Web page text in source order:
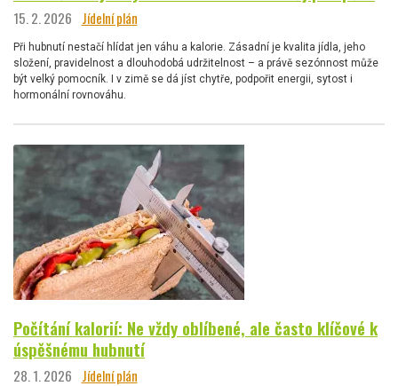
15. 2. 2026 Jídelní plán
Při hubnutí nestačí hlídat jen váhu a kalorie. Zásadní je kvalita jídla, jeho
složení, pravidelnost a dlouhodobá udržitelnost – a právě sezónnost může
být velký pomocník. I v zimě se dá jíst chytře, podpořit energii, sytost i
hormonální rovnováhu.
Počítání kalorií: Ne vždy oblíbené, ale často klíčové k
úspěšnému hubnutí
28. 1. 2026 Jídelní plán